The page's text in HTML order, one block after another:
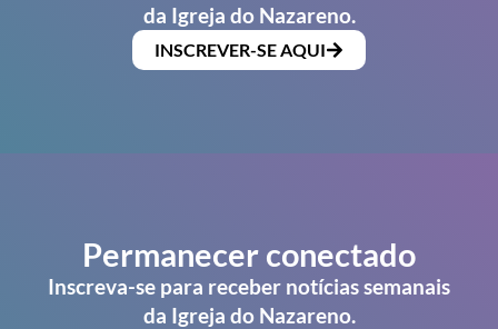
da Igreja do Nazareno.
INSCREVER-SE AQUI
Permanecer conectado
Inscreva-se para receber notícias semanais
da Igreja do Nazareno.